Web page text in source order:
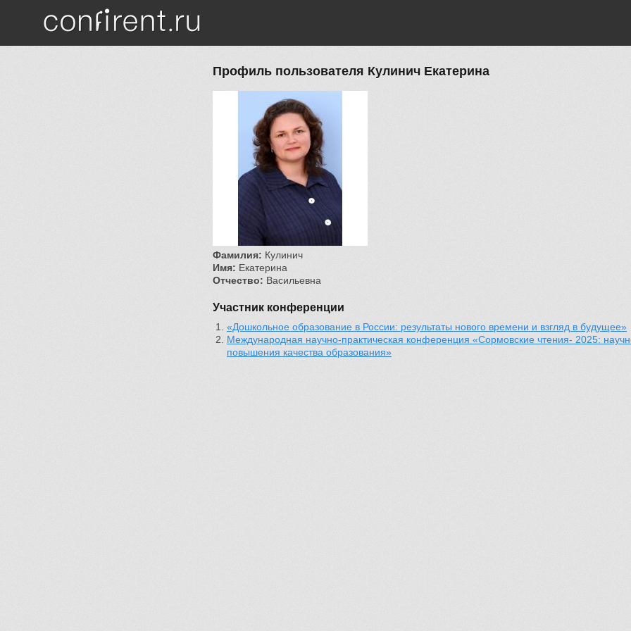
Перейти к основному содержанию
Профиль пользователя Кулинич Екатерина
Фамилия: Кулинич
Имя: Екатерина
Отчество: Васильевна
Участник конференции
«Дошкольное образование в России: результаты нового времени и взгляд в будущее»
Международная научно-практическая конференция «Сормовские чтения- 2025:
повышения качества образования»